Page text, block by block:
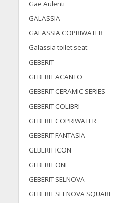
Gae Aulenti
GALASSIA
GALASSIA COPRIWATER
Galassia toilet seat
GEBERIT
GEBERIT ACANTO
GEBERIT CERAMIC SERIES
GEBERIT COLIBRI
GEBERIT COPRIWATER
GEBERIT FANTASIA
GEBERIT ICON
GEBERIT ONE
GEBERIT SELNOVA
GEBERIT SELNOVA SQUARE